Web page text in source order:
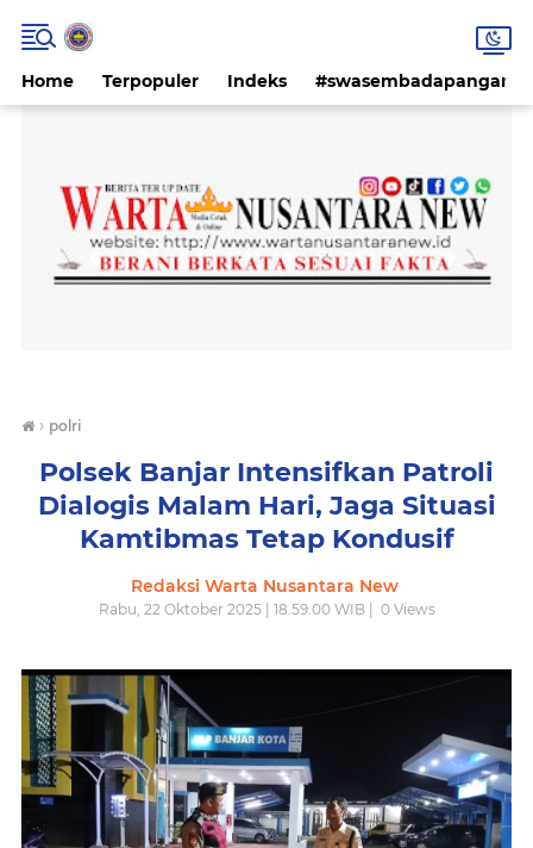
Home Terpopuler Indeks #swasembadapangan
› polri
Polsek Banjar Intensifkan Patroli
Dialogis Malam Hari, Jaga Situasi
Kamtibmas Tetap Kondusif
Redaksi Warta Nusantara New
Rabu, 22 Oktober 2025 | 18.59.00 WIB | 0Views